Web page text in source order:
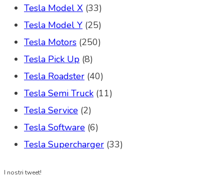
Tesla Model X (33)
Tesla Model Y (25)
Tesla Motors (250)
Tesla Pick Up (8)
Tesla Roadster (40)
Tesla Semi Truck (11)
Tesla Service (2)
Tesla Software (6)
Tesla Supercharger (33)
I nostri tweet!